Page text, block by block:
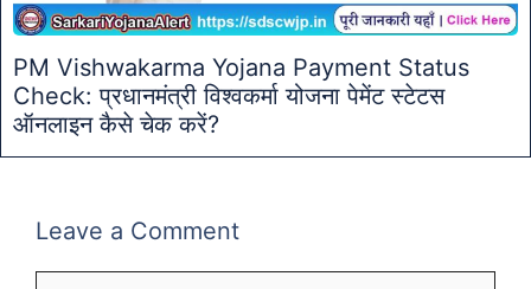
PM Vishwakarma Yojana Payment Status
Check: प्रधानमंत्री विश्वकर्मा योजना पेमेंट स्टेटस
ऑनलाइन कैसे चेक करें?
Leave a Comment